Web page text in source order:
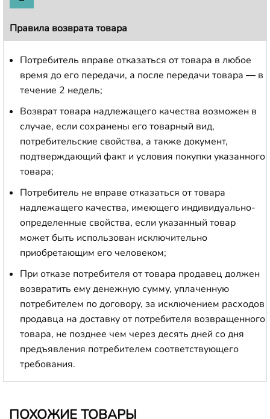
Правила возврата товара
Потребитель вправе отказаться от товара в любое
время до его передачи, а после передачи товара — в
течение 2 недель;
Возврат товара надлежащего качества возможен в
случае, если сохранены его товарный вид,
потребительские свойства, а также документ,
подтверждающий факт и условия покупки указанного
товара;
Потребитель не вправе отказаться от товара
надлежащего качества, имеющего индивидуально-
определенные свойства, если указанный товар
может быть использован исключительно
приобретающим его человеком;
При отказе потребителя от товара продавец должен
возвратить ему денежную сумму, уплаченную
потребителем по договору, за исключением расходов
продавца на доставку от потребителя возвращенного
товара, не позднее чем через десять дней со дня
предъявления потребителем соответствующего
требования.
ПОХОЖИЕ ТОВАРЫ